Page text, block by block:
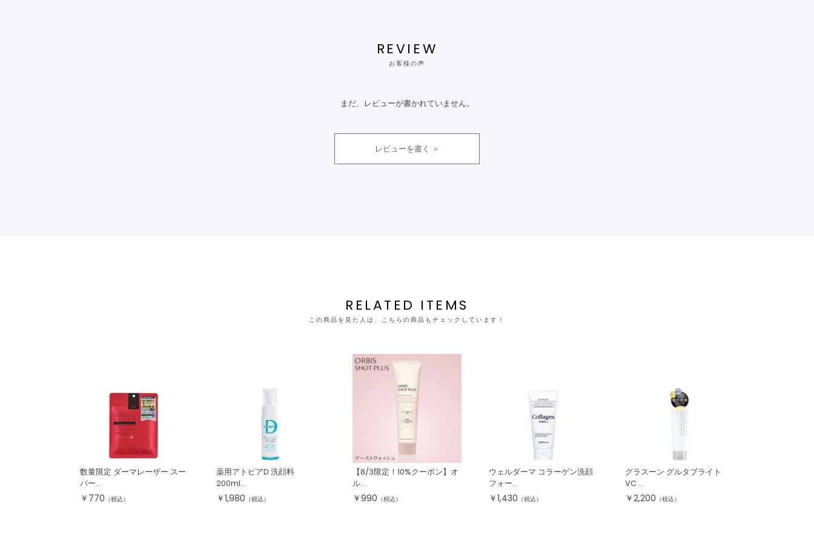
REVIEW
お客様の声
まだ、レビューが書かれていません。
レビューを書く
RELATED ITEMS
この商品を見た人は、こちらの商品もチェックしています！
数量限定 ダーマレーザー スー
パー...
￥ 770 （税込）
薬用アトピアD 洗顔料
200ml...
￥1,980 （税込）
【8/3限定！10%クーポン】オ
ル...
￥990 （税込）
ウェルダーマ コラーゲン洗顔
フォー...
￥1,430 （税込）
グラスーン グルタブライト
VC ...
￥2,200 （税込）